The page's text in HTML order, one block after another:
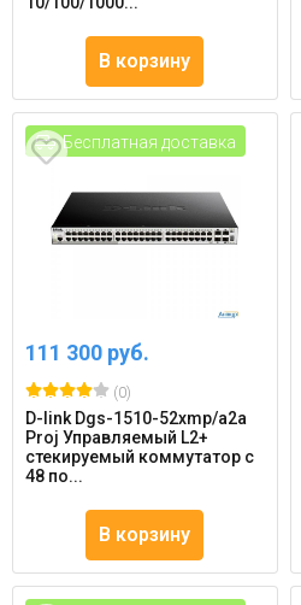
В корзину
Бесплатная доставка
111 300 руб.
(0)
D-link Dgs-1510-52xmp/a2a
Proj Управляемый L2+
стекируемый коммутатор с
48 по...
В корзину